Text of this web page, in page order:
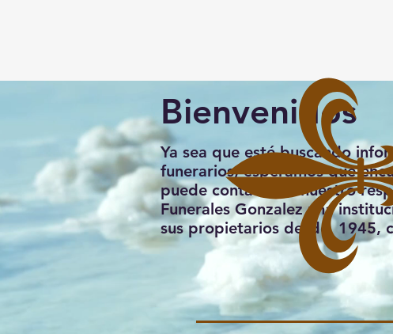
Bienvenidos
Ya sea que esté buscando
funerarios, esperamos que
puede contactar a nuestro
Funerales Gonzalez una
sus propietarios desde 1945,